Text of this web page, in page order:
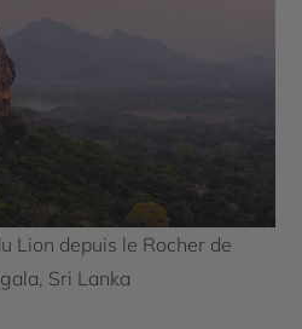
Lion depuis le Rocher de
Sri Lanka